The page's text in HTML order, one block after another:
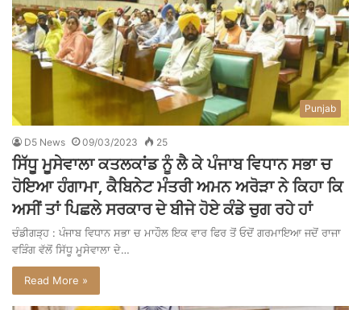
Punjab
D5 News 09/03/2023 25
ਸਿੱਧੂ ਮੂਸੇਵਾਲਾ ਕਤਲਕਾਂਡ ਨੂੰ ਲੈ ਕੇ ਪੰਜਾਬ ਵਿਧਾਨ ਸਭਾ ਚ
ਹੋਇਆ ਹੰਗਾਮਾ, ਕੈਬਿਨੇਟ ਮੰਤਰੀ ਅਮਨ ਅਰੋੜਾ ਨੇ ਕਿਹਾ ਕਿ
ਅਸੀਂ ਤਾਂ ਪਿਛਲੇ ਸਰਕਾਰ ਦੇ ਬੀਜੇ ਹੋਏ ਕੰਡੇ ਚੁਗ ਰਹੇ ਹਾਂ
ਚੰਡੀਗੜ੍ਹ : ਪੰਜਾਬ ਵਿਧਾਨ ਸਭਾ ਚ ਮਾਹੌਲ ਇਕ ਵਾਰ ਫਿਰ ਤੋਂ ਓਦੋਂ ਗਰਮਾਇਆ ਜਦੋਂ ਰਾਜਾ
ਵੜਿੰਗ ਵੱਲੋਂ ਸਿੱਧੂ ਮੂਸੇਵਾਲਾ ਦੇ…
Read More »